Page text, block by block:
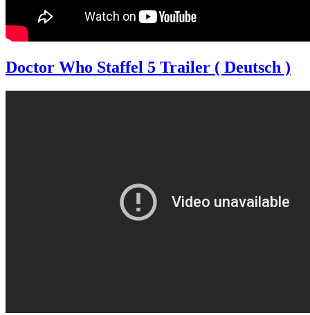
Doctor Who Staffel 5 Trailer ( Deutsch )